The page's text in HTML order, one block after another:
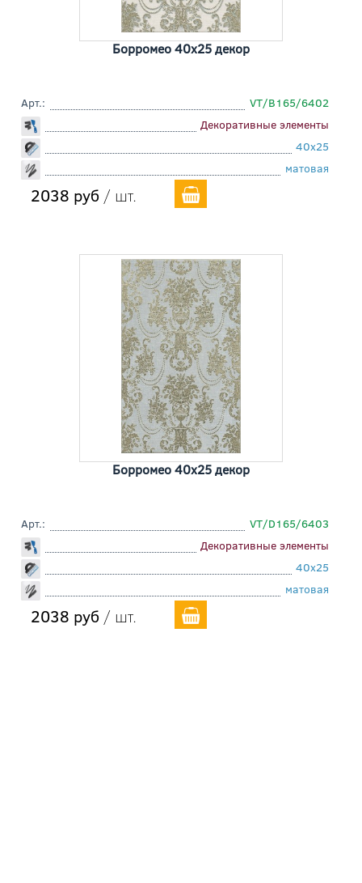
Борромео 40x25 декор
Арт.:
VT/B165/6402
Декоративные элементы
40x25
матовая
2038 руб / шт.
Борромео 40x25 декор
Арт.:
VT/D165/6403
Декоративные элементы
40x25
матовая
2038 руб / шт.